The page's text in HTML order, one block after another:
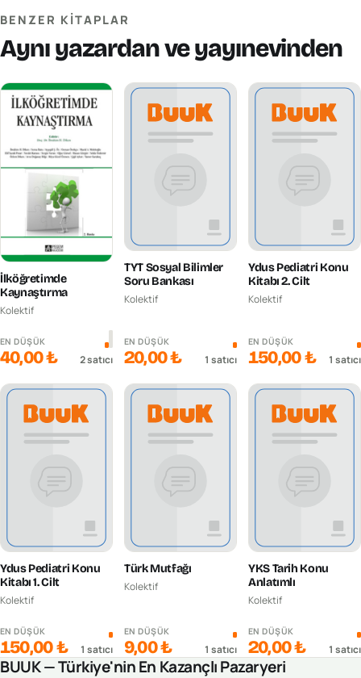
BENZER KITAPLAR
Aynı yazardan ve yayınevinden
İlköğretimde
Kaynaştırma
Kolektif
EN DÜŞÜK
40,00 ₺ 2satıcı
TYT Sosyal Bilimler
Soru Bankası
Kolektif
EN DÜŞÜK
20,00 ₺ 1 satıcı
Ydus Pediatri Konu
Kitabı 2. Cilt
Kolektif
EN DÜŞÜK
150,00 ₺ 1 satıcı
Ydus Pediatri Konu
Kitabı 1. Cilt
Kolektif
EN DÜŞÜK
150,00 ₺ 1 satıcı
Türk Mutfağı
Kolektif
EN DÜŞÜK
9,00 ₺ 1 satıcı
YKS Tarih Konu
Anlatımlı
Kolektif
EN DÜŞÜK
20,00 ₺ 1 satıcı
BUUK — Türkiye'nin En Kazançlı Pazaryeri